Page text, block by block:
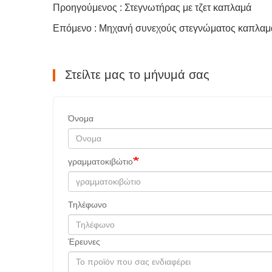
Προηγούμενος : Στεγνωτήρας με τζετ καπλαμά
Επόμενο : Μηχανή συνεχούς στεγνώματος
Στείλτε μας το μήνυμά σας
Όνομα
γραμματοκιβώτιο
Τηλέφωνο
Έρευνες